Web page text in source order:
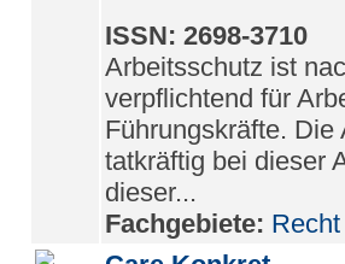
ISSN: 2698-3710
Arbeitsschutz ist
verpflichtend für
Führungskräfte.
tatkräftig bei dieser
dieser...
Fachgebiete: Recht